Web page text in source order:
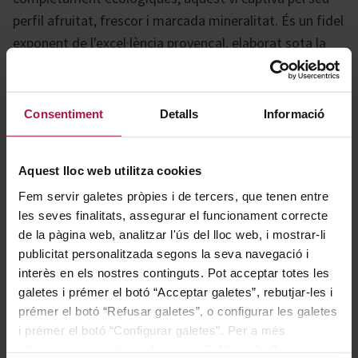
Consentiment Detalls Informació
Aquest lloc web utilitza cookies
Fem servir galetes pròpies i de tercers, que tenen entre
les seves finalitats, assegurar el funcionament correcte
de la pàgina web, analitzar l'ús del lloc web, i mostrar-li
publicitat personalitzada segons la seva navegació i
interès en els nostres continguts. Pot acceptar totes les
galetes i prémer el botó “Acceptar galetes”, rebutjar-les i
prémer el botó “Refusar galetes”, o configurar les galetes
i prémer el botó “Configurar galetes”. Per a més
perfil afruitat, frescor i marcada mineralitat. És un fidel
exponent de l'excel·lència provençal, elaborat sota la
supervisió de la reconeguda família Perrin i amb la
participació de Brad Pitt i Angelina Jolie, la qual cosa
garanteix qualitat i prestigi a cada ampolla.
Gastronomía
Armonitza perfectament tant amb carns blanques com
vermelles, oferint versatilitat i equilibri per acompanyar
una àmplia varietat de plats principals.
Historia bodega